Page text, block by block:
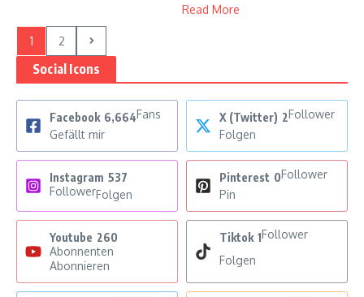
Read More
1 2
Social Icons
Facebook 6,664Fans
Gefällt mir
X (Twitter) 2Follower
Folgen
Instagram 537
FollowerFolgen
Pinterest 0Follower
Pin
Youtube 260
Abonnenten
Abonnieren
Tiktok 1Follower
Folgen